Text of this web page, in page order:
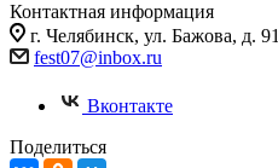
Контактная информация
г. Челябинск, ул. Бажова, д. 91
fest07@inbox.ru
Вконтакте
Поделиться